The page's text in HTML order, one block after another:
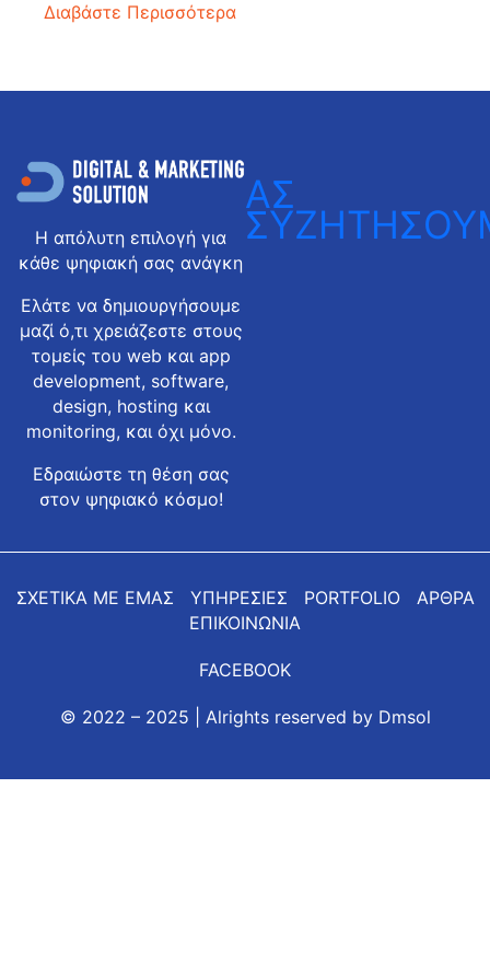
Διαβάστε Περισσότερα
Η απόλυτη επιλογή για
κάθε ψηφιακή σας ανάγκη
Ελάτε να δημιουργήσουμε
μαζί ό,τι χρειάζεστε στους
τομείς του web και app
development, software,
design, hosting και
monitoring, και όχι μόνο.
Εδραιώστε τη θέση σας
στον ψηφιακό κόσμο!
ΑΣ
© 2022 – 2025 | Alrights reserved by Dmsol
FACEBOOK
ΣΧΕΤΙΚΑ ΜΕ ΕΜΑΣ ΥΠΗΡΕΣΙΕΣ PORTFOLIO
ΑΡΘΡΑ
ΕΠΙΚΟΙΝΩΝΙΑ